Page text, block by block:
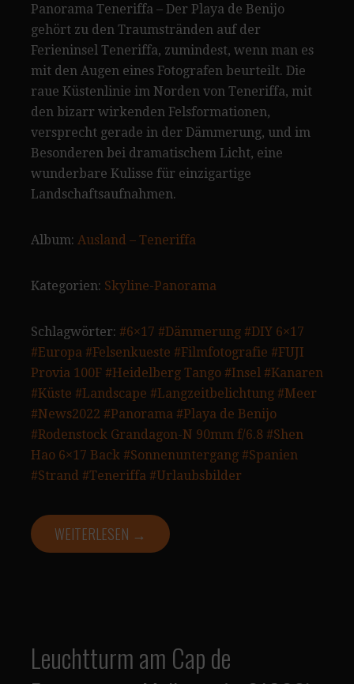
Panorama Teneriffa – Der Playa de Benijo
gehört zu den Traumstränden auf der
Ferieninsel Teneriffa, zumindest, wenn man es
mit den Augen eines Fotografen beurteilt. Die
raue Küstenlinie im Norden von Teneriffa, mit
den bizarr wirkenden Felsformationen,
versprecht gerade in der Dämmerung, und im
Besonderen bei dramatischem Licht, eine
wunderbare Kulisse für einzigartige
Landschaftsaufnahmen.
Album: Ausland – Teneriffa
Kategorien: Skyline-Panorama
Schlagwörter: #6×17 #Dämmerung #DIY 6×17
#Europa #Felsenkueste #Filmfotografie #FUJI
Provia 100F #Heidelberg Tango #Insel #Kanaren
#Küste #Landscape #Langzeitbelichtung #Meer
#News2022 #Panorama #Playa de Benijo
#Rodenstock Grandagon-N 90mm f/6.8 #Shen
Hao 6×17 Back #Sonnenuntergang #Spanien
#Strand #Teneriffa #Urlaubsbilder
WEITERLESEN →
Leuchtturm am Cap de